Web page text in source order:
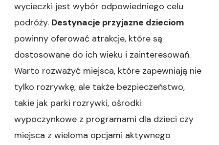
wycieczki jest wybór odpowiedniego celu
podróży. Destynacje przyjazne dzieciom
powinny oferować atrakcje, które są
dostosowane do ich wieku i zainteresowań.
Warto rozważyć miejsca, które zapewniają nie
tylko rozrywkę, ale także bezpieczeństwo,
takie jak parki rozrywki, ośrodki
wypoczynkowe z programami dla dzieci czy
miejsca z wieloma opcjami aktywnego